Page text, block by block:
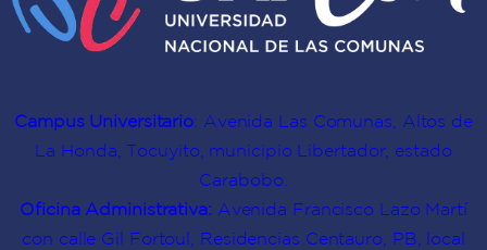
Campus Universitario: Avenida Las Comunas, Altos de
La Honda, Tocuyito, municipio Libertador, estado
Carabobo.
Oficina Administrativa: Avenida Francisco Lazo Martí
con calle Gil Fortoul, Residencias Centauro, PB, local